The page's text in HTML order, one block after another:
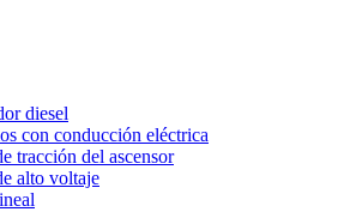
diesel
con conducción eléctrica
tracción del ascensor
alto voltaje